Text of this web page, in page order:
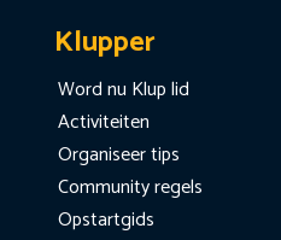
Klupper
Word nu Klup lid
Activiteiten
Organiseer tips
Community regels
Opstartgids